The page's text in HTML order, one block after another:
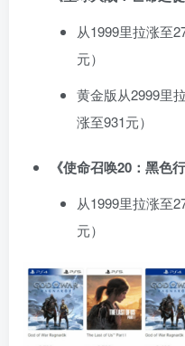
从1999里拉涨至
元）
黄金版从2999里
涨至931元）
《使命召唤20：黑色
从1999里拉涨至
元）